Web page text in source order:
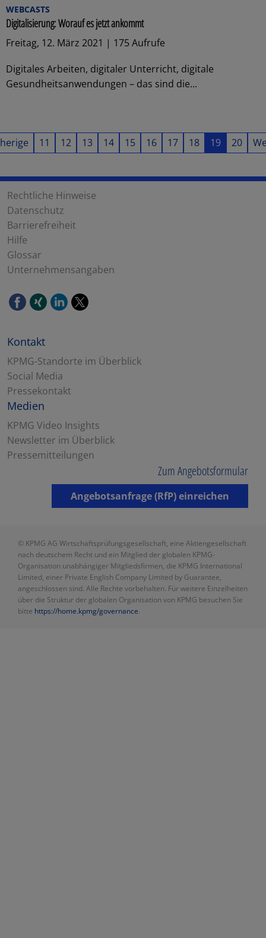
WEBCASTS
Digitalisierung: Worauf es jetzt ankommt
Freitag, 12. März 2021 | 175 Aufrufe
Digitales Arbeiten, digitaler Unterricht, digitale
Gesundheitsanwendungen – das sind die...
11 12 13 14 15 16 17 18 19 20
Rechtliche Hinweise
Datenschutz
Barrierefreiheit
Hilfe
Glossar
Unternehmensangaben
Kontakt
KPMG-Standorte im Überblick
Social Media
Pressekontakt
Medien
KPMG Video Insights
Newsletter im Überblick
Pressemitteilungen
Zum Angebotsformular
Angebotsanfrage (RfP) einreichen
© KPMG AG Wirtschaftsprüfungsgesellschaft, eine Aktiengesellschaft
nach deutschem Recht und ein Mitglied der globalen KPMG-
Organisation unabhängiger Mitgliedsfirmen, die KPMG International
Limited, einer Private English Company Limited by Guarantee,
angeschlossen sind. Alle Rechte vorbehalten. Für weitere Einzelheiten
über die Struktur der globalen Organisation von KPMG besuchen Sie
bitte https://home.kpmg/governance.